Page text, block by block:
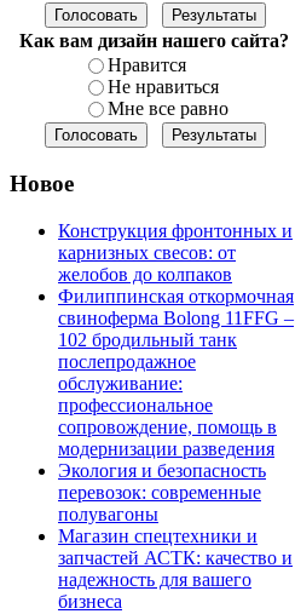
Как вам дизайн нашего сайта?
Нравится
Не нравиться
Мне все равно
Новое
Конструкция фронтонных и
карнизных свесов: от
желобов до колпаков
Филиппинская откормочная
свиноферма Bolong 11FFG –
102 бродильный танк
послепродажное
обслуживание:
профессиональное
сопровождение, помощь в
модернизации разведения
Экология и безопасность
перевозок: современные
полувагоны
Магазин спецтехники и
запчастей АСТК: качество и
надежность для вашего
бизнеса